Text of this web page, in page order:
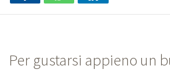
Per gustarsi appieno un